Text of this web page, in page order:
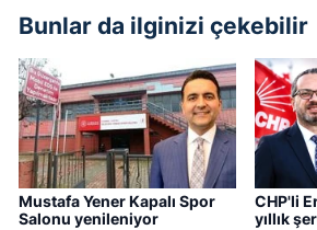
Bunlar da ilginizi çekebilir
Mustafa Yener Kapalı Spor
Salonu yenileniyor
CHP'li
yıllık